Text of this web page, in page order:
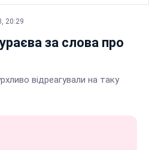
20:29
за слова про
відреагували на таку